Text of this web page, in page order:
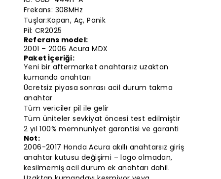
Frekans: 308MHz
Tuşlar:Kapan, Aç, Panik
Pil: CR2025
Referans model:
2001 – 2006 Acura MDX
Paket İçeriği:
Yeni bir aftermarket anahtarsız uzaktan
kumanda anahtarı
Ücretsiz piyasa sonrası acil durum takma
anahtar
Tüm vericiler pil ile gelir
Tüm üniteler sevkiyat öncesi test edilmiştir
2 yıl 100% memnuniyet garantisi ve garanti
Not:
2006-2017 Honda Acura akıllı anahtarsız giriş
anahtar kutusu değişimi – logo olmadan,
kesilmemiş acil durum ek anahtarı dahil.